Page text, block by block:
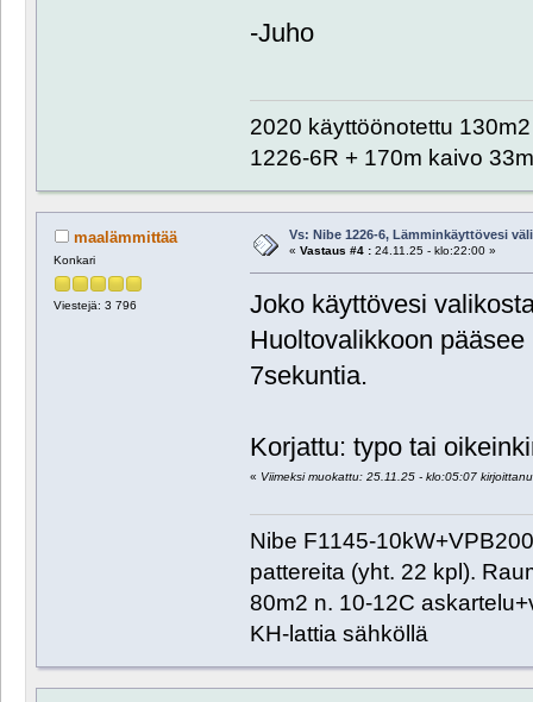
-Juho
2020 käyttöönotettu
1226-6R + 170m kaivo
maalämmittää
Konkari
Viestejä: 3 796
Vs: Nibe 1226-6, Lämminkäyttövesi
« Vastaus #4 :24.11.25 - klo:22:00 »
Joko käyttövesi
Huoltovalikkoon
7sekuntia.
Korjattu: typo tai
« Viimeksi muokattu: 25.11.25 - klo:05:07
Nibe F1145-
pattereita (yht. 22 kpl).
80m2 n. 10-12C
KH-lattia sähköllä